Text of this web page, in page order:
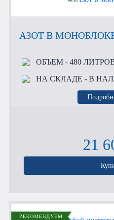
АЗОТ В
ОБЪЕМ- 480
НА СКЛАДЕ - В
21
РЕКОМЕНДУЕМ